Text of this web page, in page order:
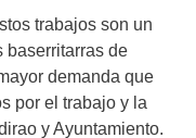
trabajos son un
baserritarras de
demanda que
por el trabajo y la
y Ayuntamiento.